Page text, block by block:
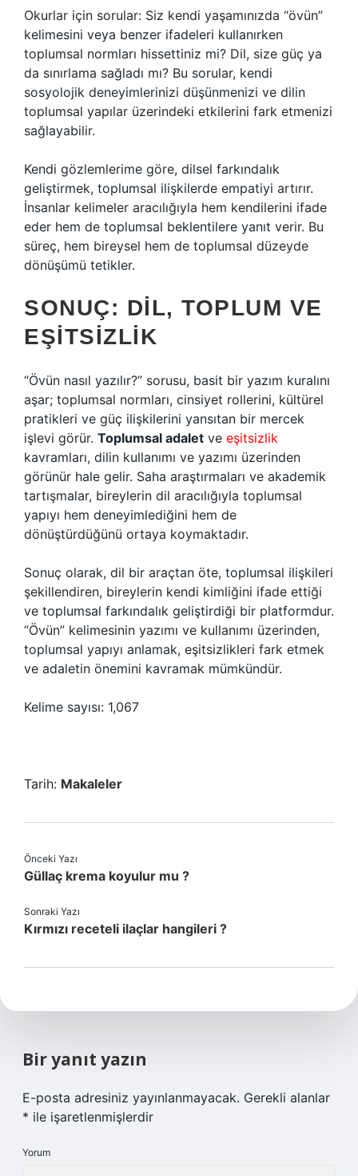
Okurlar için sorular: Siz kendi yaşamınızda “övün”
kelimesini veya benzer ifadeleri kullanırken
toplumsal normları hissettiniz mi? Dil, size güç ya
da sınırlama sağladı mı? Bu sorular, kendi
sosyolojik deneyimlerinizi düşünmenizi ve dilin
toplumsal yapılar üzerindeki etkilerini fark etmenizi
sağlayabilir.
Kendi gözlemlerime göre, dilsel farkındalık
geliştirmek, toplumsal ilişkilerde empatiyi artırır.
İnsanlar kelimeler aracılığıyla hem kendilerini ifade
eder hem de toplumsal beklentilere yanıt verir. Bu
süreç, hem bireysel hem de toplumsal düzeyde
dönüşümü tetikler.
SONUÇ: DIL, TOPLUM VE
EŞITSIZLIK
“Övün nasıl yazılır?” sorusu, basit bir yazım kuralını
aşar; toplumsal normları, cinsiyet rollerini, kültürel
pratikleri ve güç ilişkilerini yansıtan bir mercek
işlevi görür. Toplumsal adalet ve eşitsizlik
kavramları, dilin kullanımı ve yazımı üzerinden
görünür hale gelir. Saha araştırmaları ve akademik
tartışmalar, bireylerin dil aracılığıyla toplumsal
yapıyı hem deneyimlediğini hem de
dönüştürdüğünü ortaya koymaktadır.
Sonuç olarak, dil bir araçtan öte, toplumsal ilişkileri
şekillendiren, bireylerin kendi kimliğini ifade ettiği
ve toplumsal farkındalık geliştirdiği bir platformdur.
“Övün” kelimesinin yazımı ve kullanımı üzerinden,
toplumsal yapıyı anlamak, eşitsizlikleri fark etmek
ve adaletin önemini kavramak mümkündür.
Kelime sayısı: 1,067
Tarih: Makaleler
Önceki Yazı
Güllaç krema koyulur mu ?
Sonraki Yazı
Kırmızı receteli ilaçlar hangileri ?
Bir yanıt yazın
E-posta adresiniz yayınlanmayacak. Gerekli alanlar
* ile işaretlenmişlerdir
Yorum